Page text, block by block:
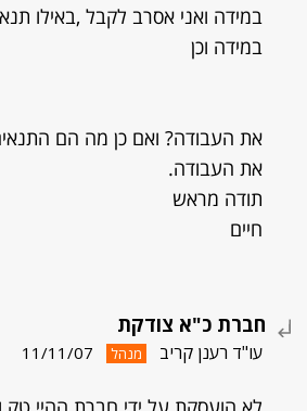
במידה ואני אסרב לקבל ,באילו
במידה וכן
את העבודה? ואם כן מה הם
את העבודה.
תודה מראש
חיים
חברת כ"א צודקת
עו"ד רענן קריב מנהל 11/11/07